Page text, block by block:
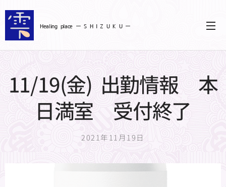
Healing place ー S H I Z U K U ー
11/19(金) 出勤情報 本
日満室 受付終了
2021年11月19日